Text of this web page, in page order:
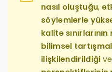
nasıl oluştuğu,
söylemlerle
kalite
bilimsel
ilişkilendirildiği ve